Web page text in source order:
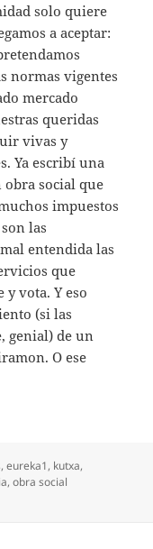
solo quiere
a aceptar:
normas vigentes
mercado
queridas
vivas y
Ya escribí una
social que
impuestos
las
entendida las
que
y vota. Y eso
(si las
genial) de un
O ese
,eureka1, kutxa,
,obra social